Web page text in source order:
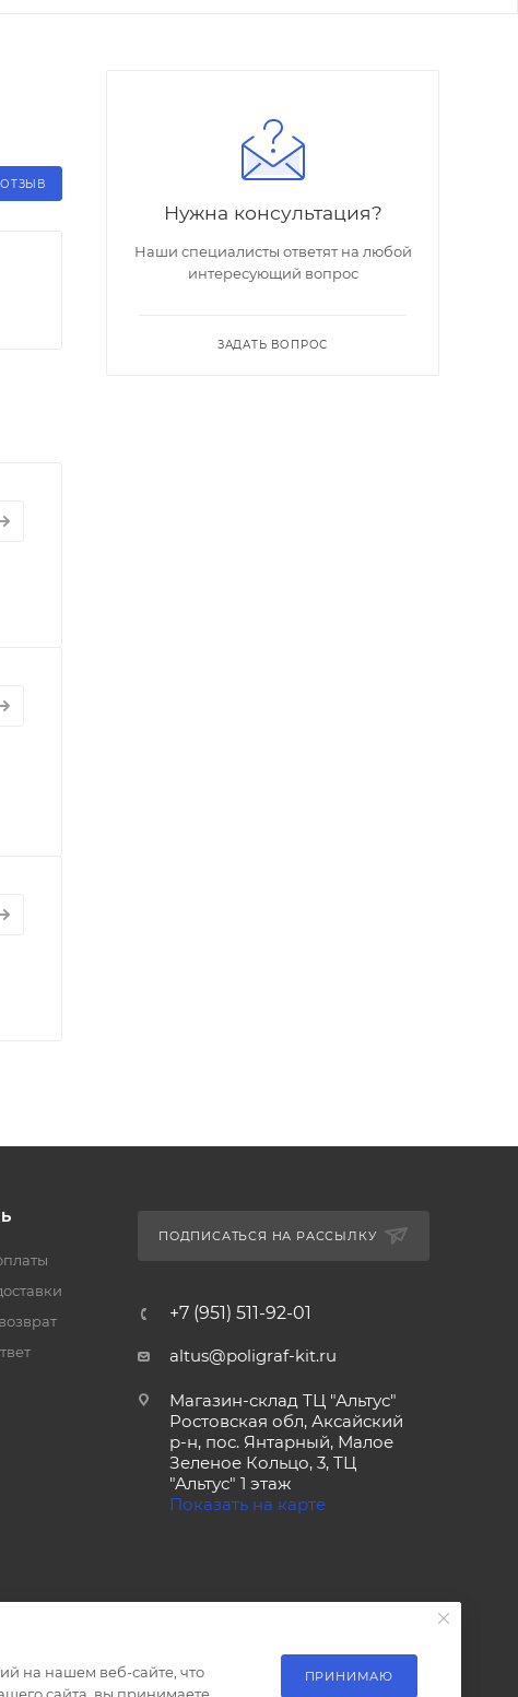
Нужна консультация?
Наши специалисты ответят на любой
интересующий вопрос
ЗАДАТЬ ВОПРОС
ПОДПИСАТЬСЯ НА РАССЫЛКУ
+7 (951) 511-92-01
altus@poligraf-kit.ru
Магазин-склад ТЦ "Альтус"
Ростовская обл, Аксайский
р-н, пос. Янтарный, Малое
Зеленое Кольцо, 3, ТЦ
"Альтус" 1 этаж
Показать на карте
на нашем веб-сайте, что
ПРИНИМАЮ